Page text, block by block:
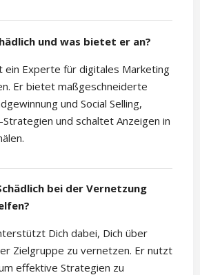
und was bietet er an?
ein Experte für digitales Marketing
Er bietet maßgeschneiderte
und Social Selling,
und schaltet Anzeigen in
bei der Vernetzung
Dich dabei, Dich über
Zielgruppe zu vernetzen. Er nutzt
effektive Strategien zu